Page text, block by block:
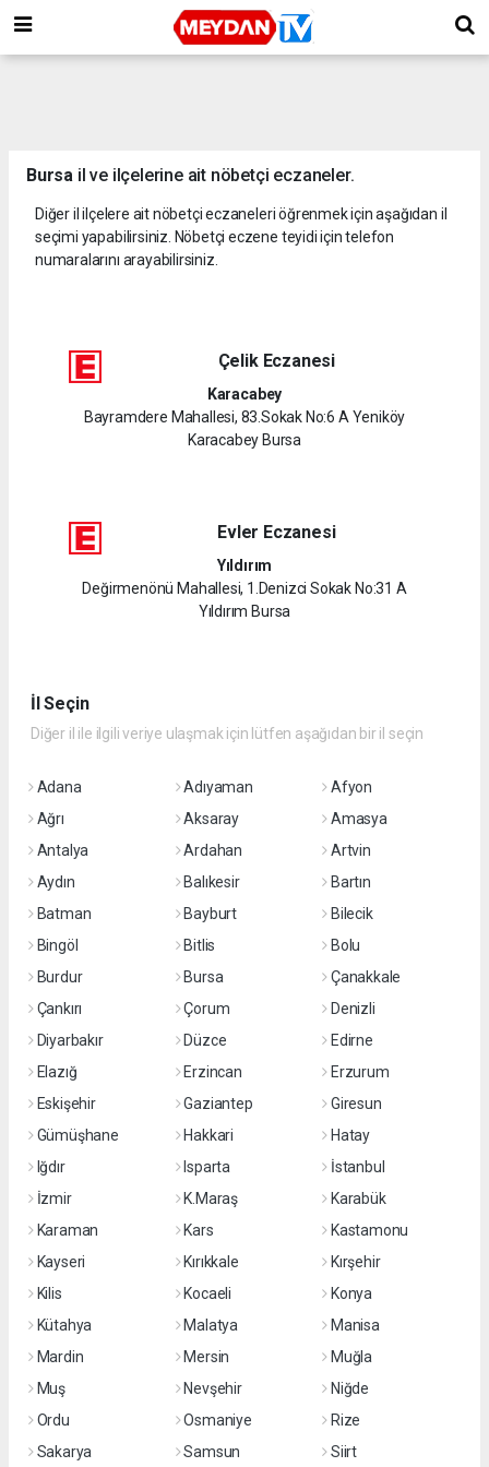
Bursa il ve ilçelerine ait nöbetçi eczaneler.
Diğer il ilçelere ait nöbetçi eczaneleri öğrenmek için aşağıdan il
seçimi yapabilirsiniz. Nöbetçi eczene teyidi için telefon
numaralarını arayabilirsiniz.
Çelik Eczanesi
Karacabey
Bayramdere Mahallesi, 83.Sokak No:6 A Yeniköy
Karacabey Bursa
Evler Eczanesi
Yıldırım
Değirmenönü Mahallesi, 1.Denizci Sokak No:31 A
Yıldırım Bursa
İl Seçin
Diğer il ile ilgili veriye ulaşmak için lütfen aşağıdan bir il seçin
Adana Adıyaman
Afyon
Ağrı
Aksaray
Amasya
Antalya
Ardahan
Artvin
Aydın
Balıkesir
Bartın
Batman
Bayburt
Bilecik
Bingöl
Bitlis
Bolu
Burdur
Bursa
Çanakkale
Çankırı
Çorum
Denizli
Diyarbakır
Düzce
Edirne
Elazığ
Erzincan
Erzurum
Eskişehir
Gaziantep
Giresun
Gümüşhane
Hakkari
Hatay
Iğdır
Isparta
İstanbul
İzmir
K.Maraş
Karabük
Karaman
Kars
Kastamonu
Kayseri
Kırıkkale
Kırşehir
Kilis
Kocaeli
Konya
Kütahya
Malatya
Manisa
Mardin
Mersin
Muğla
Muş
Nevşehir
Niğde
Ordu
Osmaniye
Rize
Sakarya
Samsun Siirt